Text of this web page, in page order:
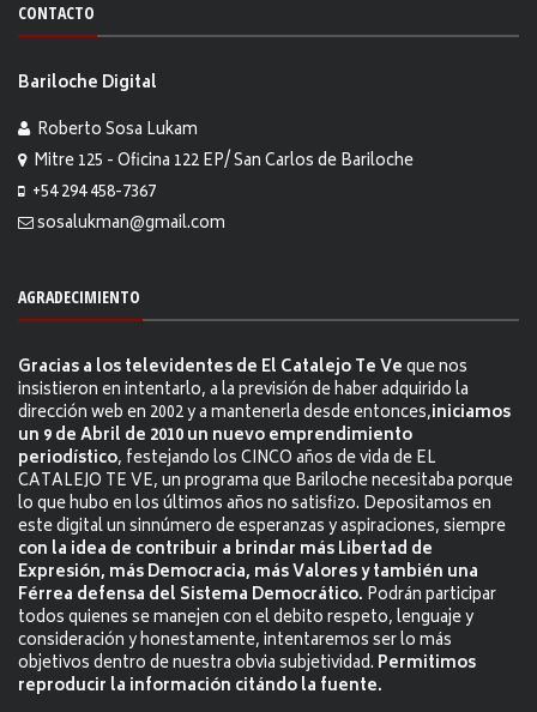
CONTACTO
Bariloche Digital
Roberto Sosa Lukam
Mitre 125 - Oficina 122 EP/ San Carlos de Bariloche
+54 294 458-7367
sosalukman@gmail.com
AGRADECIMIENTO
Gracias a los televidentes de El Catalejo Te Veque nos
insistieron en intentarlo, a la previsión de haber adquirido la
dirección web en 2002 y a mantenerla desde entonces,iniciamos
un 9 de Abril de 2010 un nuevo emprendimiento
periodístico, festejando los CINCO años de vida de EL
CATALEJO TE VE, un programa que Bariloche necesitaba porque
lo que hubo en los últimos años no satisfizo. Depositamos en
este digital un sinnúmero de esperanzas y aspiraciones, siempre
con la idea de contribuir a brindar más Libertad de
Expresión, más Democracia, más Valores y también una
Férrea defensa del Sistema Democrático. Podrán participar
todos quienes se manejen con el debito respeto, lenguaje y
consideración y honestamente, intentaremos ser lo más
objetivos dentro de nuestra obvia subjetividad. Permitimos
reproducir la información citándo la fuente.